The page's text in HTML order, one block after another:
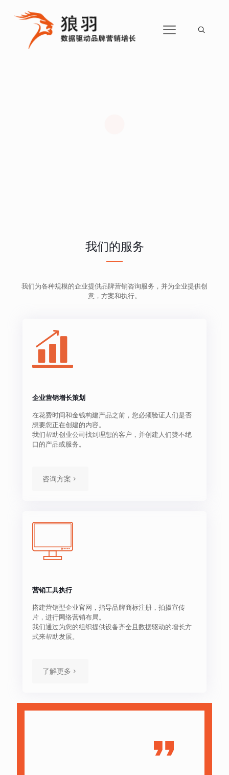
我们的服务
我们为各种规模的企业提供品牌营销咨询服务，并为企业提供创
意，方案和执行。
企业营销增长策划
在花费时间和金钱构建产品之前，您必须验证人们是否
想要您正在创建的内容。
我们帮助创业公司找到理想的客户，并创建人们赞不绝
口的产品或服务。
咨询方案
营销工具执行
搭建营销型企业官网，指导品牌商标注册，拍摄宣传
片，进行网络营销布局。
我们通过为您的组织提供设备齐全且数据驱动的增长方
式来帮助发展。
了解更多